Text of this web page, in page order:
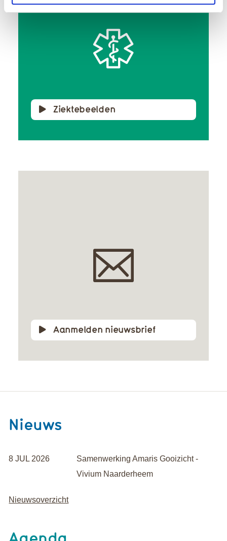
Ziektebeelden
Aanmelden nieuwsbrief
Nieuws
Samenwerking Amaris Gooizicht -
Vivium Naarderheem
8 JUL 2026
Nieuwsoverzicht